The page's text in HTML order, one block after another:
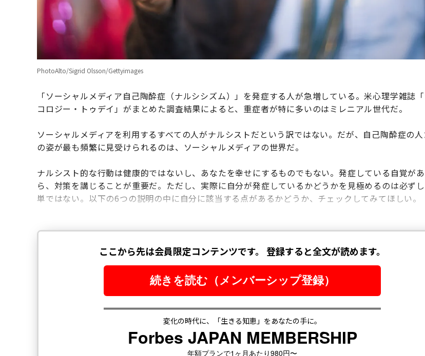
PhotoAlto/Sigrid Olsson/Gettyimages
「ソーシャルメディア自己陶酔症（ナルシシズム）」を発症する人が急増している。米心理学雑誌
コロジー・トゥデイ」がまとめた調査結果によると、重症者が特に多いのはミレニアル世代だ。
ソーシャルメディアを利用するすべての人がナルシストだという訳ではない。だが、自己陶酔症の人
の姿が最も頻繁に見受けられるのは、ソーシャルメディアの世界だ。
ナルシスト的な行動は健康的ではないし、あなたを幸せにするものでもない。発症している自覚が
ら、対策を講じることが重要だ。ただし、実際に自分が発症しているかどうかを見極めるのは必ず
単ではない。以下の6つの説明の中に自分に該当する点があるかどうか、チェックしてみてほしい。